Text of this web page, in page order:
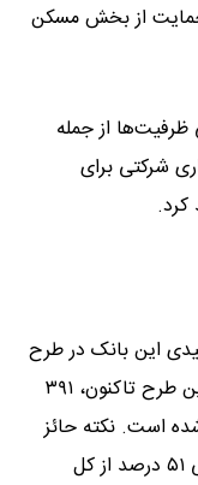
حمایت از بخش مسکن
ظرفیت‌ها از جمله
شرکتی برای
کرد.
این بانک در طرح
نهضت ملی مسکن تصریح کرد: از ابتدای این طرح تاکنون، ۳۹۱
مالی شده است. نکته حائز
اهمیت این است که بانک مسکن به تنهایی ۵۱ درصد از کل